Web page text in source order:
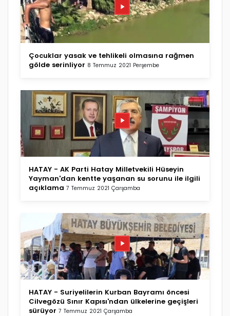
Çocuklar yasak ve tehlikeli olmasına rağmen
gölde serinliyor 8 Temmuz 2021 Perşembe
HATAY - AK Parti Hatay Milletvekili Hüseyin
Yayman'dan kentte yaşanan su sorunu ile ilgili
açıklama 7 Temmuz 2021 Çarşamba
HATAY - Suriyelilerin Kurban Bayramı öncesi
Cilvegözü Sınır Kapısı'ndan ülkelerine geçişleri
sürüyor 7 Temmuz 2021 Çarşamba